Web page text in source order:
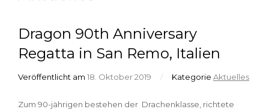
Dragon 90th Anniversary
Regatta in San Remo, Italien
Veröffentlicht am 18. Oktober 2019 / Kategorie Aktuelles
Zum 90-jährigen bestehen der Drachenklasse, richtete